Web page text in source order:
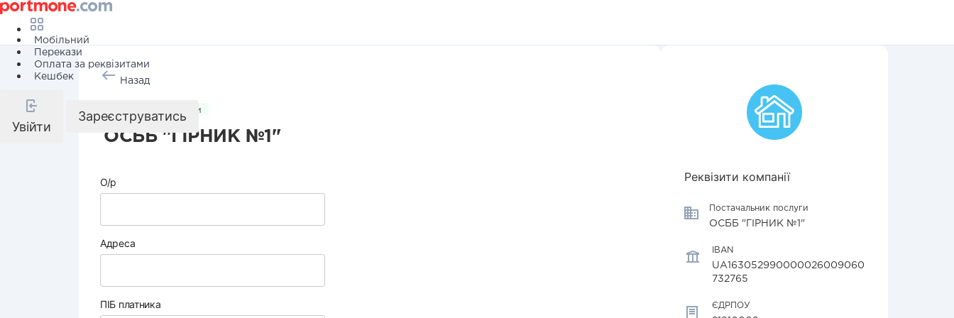
Мобільний
Перекази
Оплата за реквізитами
Кешбек
Увійти
Зареєструватись
Назад
Комунальні послуги
ОСББ "ГІРНИК №1"
О/р
Адреса
ПІБ платника
Реквізити компанії
Постачальник послуги
ОСББ "ГІРНИК №1"
IBAN
UA163052990000026009060
732765
ЄДРПОУ